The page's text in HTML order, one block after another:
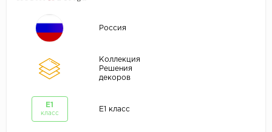
Россия
Коллекция
Решения
декоров
Е1
класс
Е1 класс